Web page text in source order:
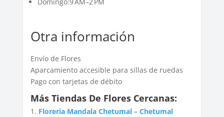
Domingo:9 AM–2 PM
Otra información
Envío de Flores
Aparcamiento accesible para sillas de ruedas
Pago con tarjetas de débito
Más Tiendas De Flores Cercanas:
Floreria Mandala Chetumal – Chetumal